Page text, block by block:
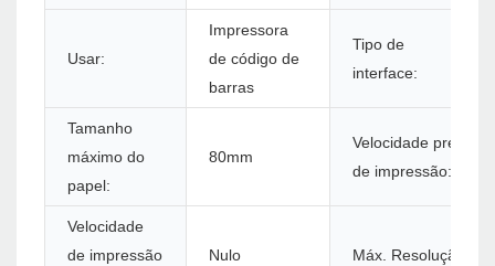
Usar:
Impressora
de código de
barras
Tipo de
interface:
Tamanho
máximo do
papel:
80mm
Velocidade preta
de impressão:
Velocidade
de impressão
Nulo Máx. Resolução: